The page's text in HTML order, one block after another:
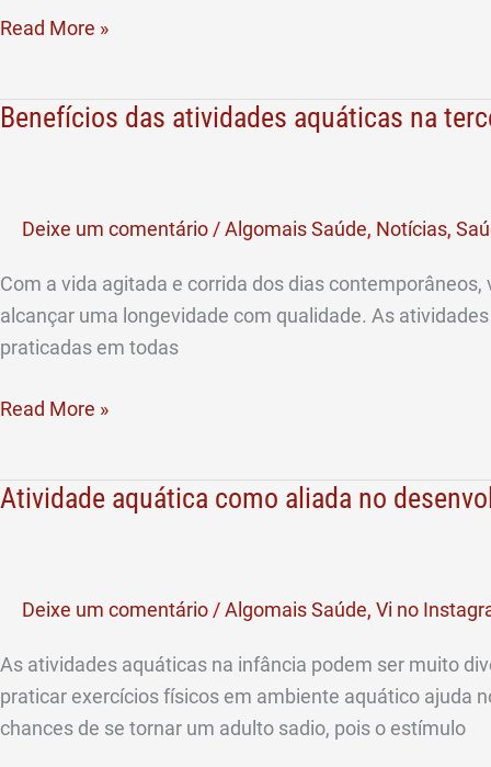
Read More »
Benefícios das atividades aquáticas na
Deixe um comentário /Algomais Saúde, Notícias,
Com a vida agitada e corrida dos dias
alcançar uma longevidade com qualidade. As
praticadas em todas
Benefícios
terceira
idade
Read More »
Atividade aquática como aliada no
Deixe um comentário /Algomais Saúde, Vi no
As atividades aquáticas na infância podem ser muito
praticar exercícios físicos em ambiente aquático ajuda
chances de se tornar um adulto sadio, pois o estímulo
Atividade
desenvolvimento
psicomotor
das